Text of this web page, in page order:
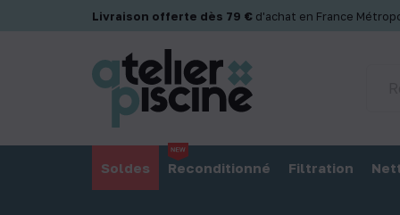
Livraison offerte dès 79 € d'achat en France
Soldes Reconditionné Filtration